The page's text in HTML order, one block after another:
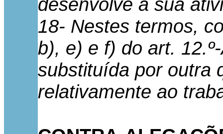
18- Nestes termos,
b), e) e f) do art.
substituída por outra
relativamente ao